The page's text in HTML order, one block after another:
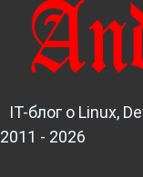
IT-блог о Linux,
2011 - 2026